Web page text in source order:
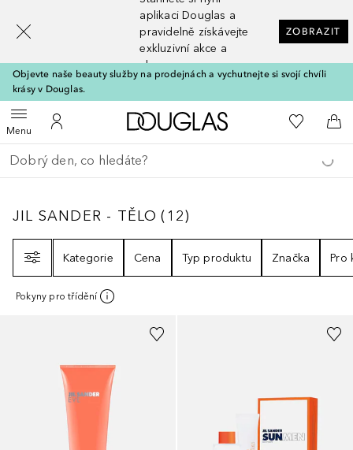
aplikaci Douglas a
pravidelně získávejte
exkluzivní akce a
slevy
ZOBRAZIT
Objevte naše beauty služby na prodejnách a vychutnejte si svojí chvíli
krásy v Douglas.
MenuOtevřít menuK mému účtu
Domů K mému
Do
Vraťte se
Proveďte vyhledávání
JIL SANDER - TĚLO 12
JIL SANDER - TĚLO ( 12)
Kategorie
Cena Typ produktu Značka Pro
Pokyny pro třídění
[navigation.slideout.screenreader]